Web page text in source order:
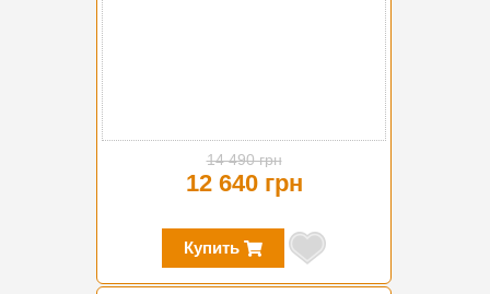
14 490 грн
12 640 грн
Купить